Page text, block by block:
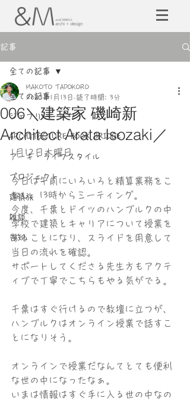
記事
全ての記事
ジェフリー・バワ
ARCHITECTURE BOOK BRIDGE
アーキ・ライフスタイル
プロジェクト
建築旅
雑談
告知
全ての記事
006＼建築家 磯崎新
Architect Arata Isozaki／
MAKOTO TADOKORO
2023年1月13日 読了時間: 3分
1月12日木曜日
今日は午前にいろいろと精算業務をこ
なし、13時からミーティング。
今度、千葉とドイツのハンブルクの中
学校で建築とキャリアについて授業を
することになり、スライドを用意して
当日の流れを確認。
サポートしてくださる先生方もアクテ
ィブで丁寧でこちらもやる気がでる。
千葉はすぐ行けるので教壇に立つが、
ハンブルクはオンライン授業で話すこ
とになりそう。
オンラインで授業だなんてとても便利
な世の中になったなぁ。
いまは情報はすぐ手に入る世の中なの